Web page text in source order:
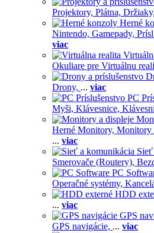
Projektory, Plátna, Držiaky,
Herné
Nintendo, Gamepady,
viac
Okuliare pre Virtuálnu
Drony, ... viac
PC
Myši, Klávesnice,
Herné Monitory, Monitory
... viac
Sieť
Smerovače (Routery),
PC
Operačné systémy,
HDD
... viac
GPS
GPS navigácie, ... viac